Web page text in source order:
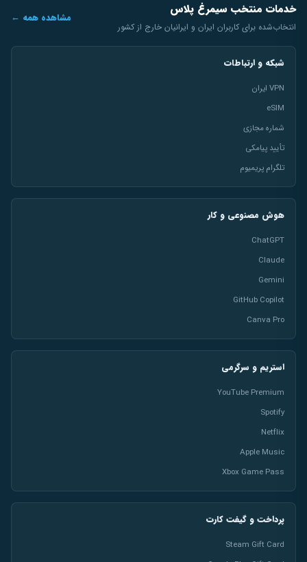
خدمات منتخب سیمرغ پلاس
انتخاب‌شده برای کاربران ایران و ایرانیان خارج از کشور
مشاهده همه ←
شبکه و ارتباطات
VPN ایران
eSIM
شماره مجازی
تأیید پیامکی
تلگرام پریمیوم
هوش مصنوعی و کار
ChatGPT
Claude
Gemini
GitHub Copilot
Canva Pro
استریم و سرگرمی
YouTube Premium
Spotify
Netflix
Apple Music
Xbox Game Pass
پرداخت و گیفت کارت
Steam Gift Card